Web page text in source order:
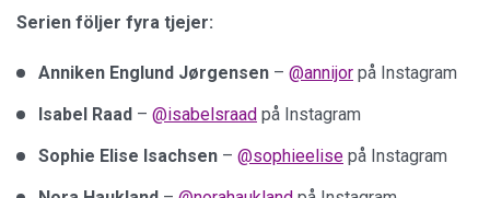
Serien följer fyra tjejer:
Anniken Englund Jørgensen – @annijor på Instagram
Isabel Raad – @isabelsraad på Instagram
Sophie Elise Isachsen – @sophieelise på Instagram